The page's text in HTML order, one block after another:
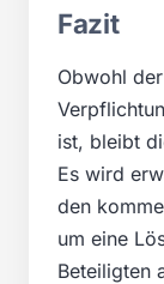
Fazit
Obwohl
ist, bleibt
Es wird
den
um eine
Beteiligten